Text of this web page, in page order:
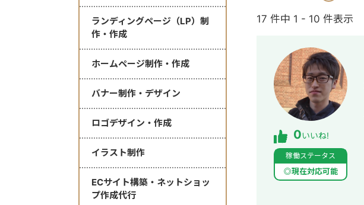
ランディングページ（LP）制
作・作成
ホームページ制作・作成
バナー制作・デザイン
ロゴデザイン・作成
イラスト制作
ECサイト構築・ネットショッ
プ作成代行
17 件中 1 - 10 件表示
0いいね!
稼働ステータス
◎現在対応可能